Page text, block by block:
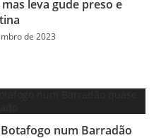
leva gude preso e
de 2023
num Barradão